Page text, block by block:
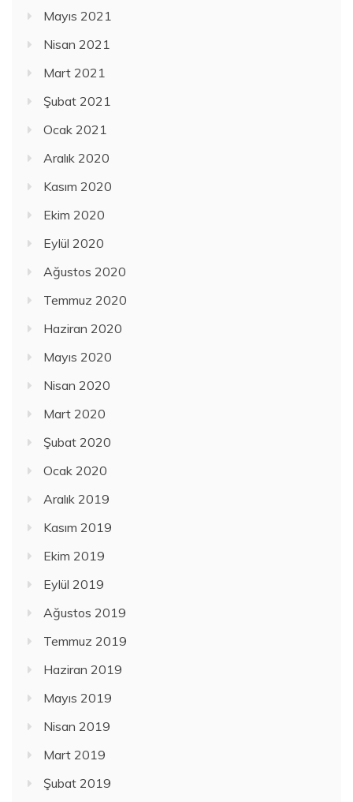
Mayıs 2021
Nisan 2021
Mart 2021
Şubat 2021
Ocak 2021
Aralık 2020
Kasım 2020
Ekim 2020
Eylül 2020
Ağustos 2020
Temmuz 2020
Haziran 2020
Mayıs 2020
Nisan 2020
Mart 2020
Şubat 2020
Ocak 2020
Aralık 2019
Kasım 2019
Ekim 2019
Eylül 2019
Ağustos 2019
Temmuz 2019
Haziran 2019
Mayıs 2019
Nisan 2019
Mart 2019
Şubat 2019